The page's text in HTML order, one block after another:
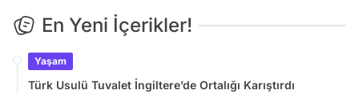
En Yeni İçerikler!
Yaşam
Türk Usulü Tuvalet İngiltere’de Ortalığı Karıştırdı